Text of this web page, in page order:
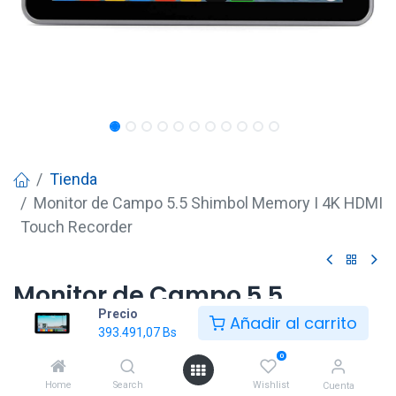
Precio
393.491,07Bs Añadir al carrito
Home Search
0
Wishlist Cuenta
Tienda
Monitor de Campo 5.5 Shimbol Memory I 4K HDMI
Touch Recorder
Monitor de Campo 5.5
Shimbol Memory I 4K HDMI
Touch Recorder